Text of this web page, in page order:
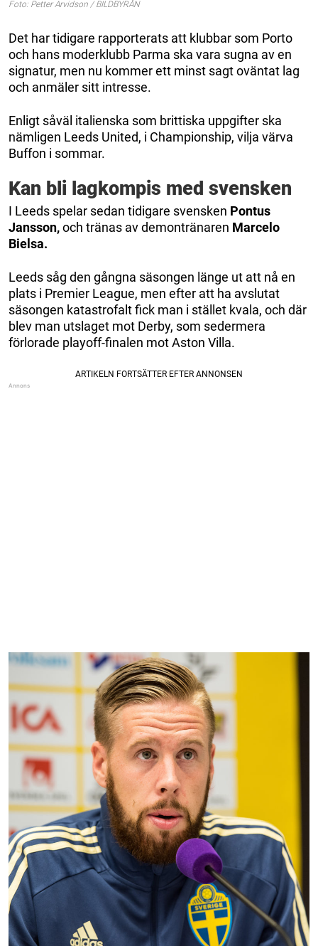
Foto: Petter Arvidson / BILDBYRÅN
Det har tidigare rapporterats att klubbar som Porto
och hans moderklubb Parma ska vara sugna av en
signatur, men nu kommer ett minst sagt oväntat lag
och anmäler sitt intresse.
Enligt såväl italienska som brittiska uppgifter ska
nämligen Leeds United, i Championship, vilja värva
Buffon i sommar.
Kan bli lagkompis med svensken
I Leeds spelar sedan tidigare svensken Pontus
Jansson,och tränas av demontränaren Marcelo
Bielsa.
Leeds såg den gångna säsongen länge ut att nå en
plats i Premier League, men efter att ha avslutat
säsongen katastrofalt fick man i stället kvala, och där
blev man utslaget mot Derby, som sedermera
förlorade playoff-finalen mot Aston Villa.